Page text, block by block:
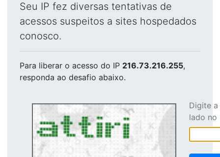
Seu IP fez diversas tentativas de
acessos suspeitos a sites hospedados
conosco.
Para liberar o acesso do IP 216.73.216.255,
responda ao desafio abaixo.
Digite
lado no